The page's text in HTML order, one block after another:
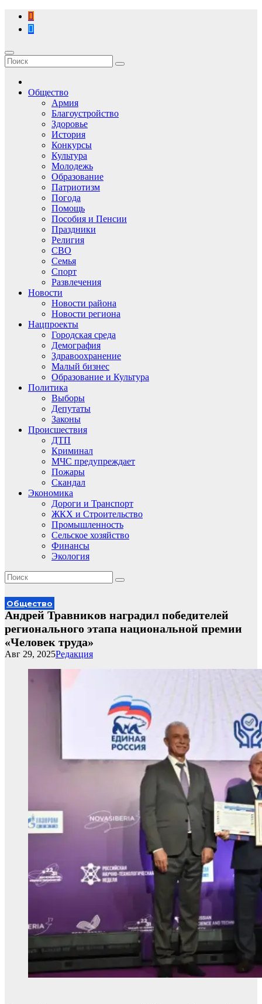
Перейти
содержимому
Общество
Армия
Благоустройство
Здоровье
История
Конкурсы
Культура
Молодежь
Образование
Патриотизм
Погода
Помощь
Пособия и Пенсии
Праздники
Религия
СВО
Семья
Спорт
Развлечения
Новости
Новости района
Новости региона
Нацпроекты
Городская среда
Демография
Здравоохранение
Малый бизнес
Образование и Культура
Политика
Выборы
Депутаты
Законы
Происшествия
ДТП
Криминал
МЧС предупреждает
Пожары
Скандал
Экономика
Дороги и Транспорт
ЖКХ и Строительство
Промышленность
Сельское хозяйство
Финансы
Экология
Общество
Андрей Травников наградил победителей
регионального этапа национальной премии
«Человек труда»
Редакция
Авг 29, 2025